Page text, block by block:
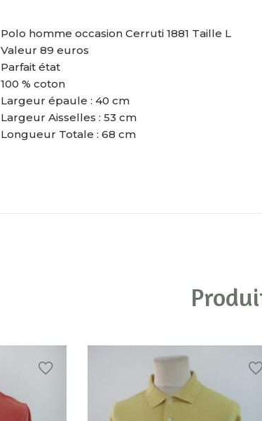
Polo homme occasion Cerruti 1881 Taille L
Valeur 89 euros
Parfait état
100 % coton
Largeur épaule : 40 cm
Largeur Aisselles : 53 cm
Longueur Totale : 68 cm